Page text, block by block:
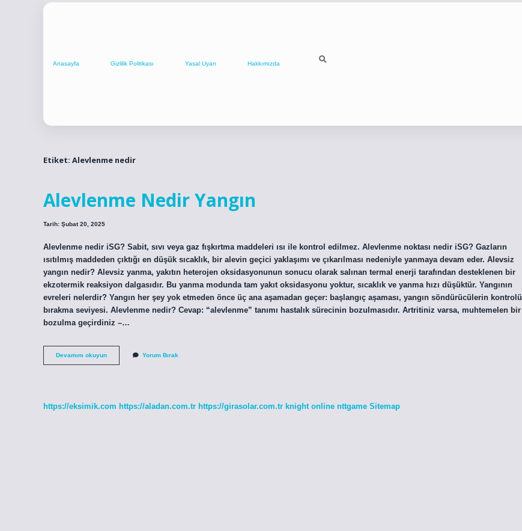
Anasayfa Gizlilik Politikası Yasal Uyarı Hakkımızda
Etiket: Alevlenme nedir
Alevlenme Nedir Yangın
Tarih: Şubat 20, 2025
Alevlenme nedir iSG? Sabit, sıvı veya gaz fışkırtma maddeleri ısı ile kontrol edilmez. Alevlenme noktası nedir iSG? Gazların
ısıtılmış maddeden çıktığı en düşük sıcaklık, bir alevin geçici yaklaşımı ve çıkarılması nedeniyle yanmaya devam eder. Alevsiz
yangın nedir? Alevsiz yanma, yakıtın heterojen oksidasyonunun sonucu olarak salınan termal enerji tarafından desteklenen bir
ekzotermik reaksiyon dalgasıdır. Bu yanma modunda tam yakıt oksidasyonu yoktur, sıcaklık ve yanma hızı düşüktür. Yangının
evreleri nelerdir? Yangın her şey yok etmeden önce üç ana aşamadan geçer: başlangıç ​​aşaması, yangın söndürücülerin kontrolü
bırakma seviyesi. Alevlenme nedir? Cevap: “alevlenme” tanımı hastalık sürecinin bozulmasıdır. Artritiniz varsa, muhtemelen bir
bozulma geçirdiniz –…
Devamını okuyunAlevlenme
Nedir
Yorum Bırak
https://eksimik.com https://aladan.com.tr https://girasolar.com.tr knight online nttgame Sitemap